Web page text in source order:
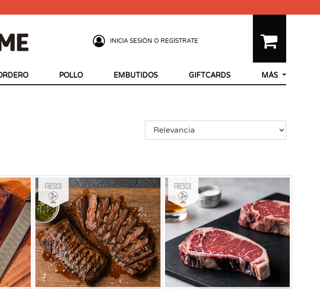
INICIA SESIÓN O REGÍSTRATE
POLLO EMBUTIDOS GIFTCARDS MÁS
Fresco Fresco